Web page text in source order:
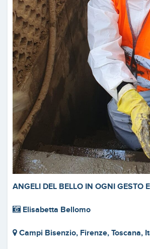
ANGELI DEL BELLO IN OGNI GESTO
Elisabetta Bellomo
Campi Bisenzio, Firenze, Toscana,